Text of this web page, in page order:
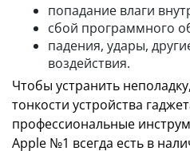
попадание влаги
сбой программного
падения, удары,
воздействия.
Чтобы устранить
тонкости устройства
профессиональные
Apple №1 всегда есть в